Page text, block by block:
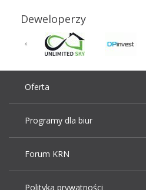
Deweloperzy
Oferta
Programy dla biur
Forum KRN
Polityka prywatności